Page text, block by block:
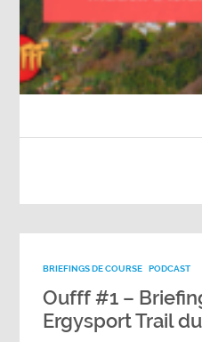
BRIEFINGS DE COURSE PODCAST
Oufff #1 –
Ergysport Trail